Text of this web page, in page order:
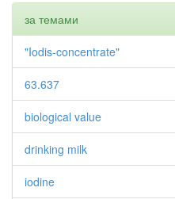
за темами
"Iodis-concentrate"
63.637
biological value
drinking milk
iodine